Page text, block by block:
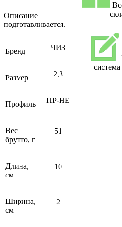
Описание
подготавливается.
Бренд ЧИЗ
Размер 2,3
Профиль ПР-НЕ
Вес
брутто, г
51
Длина,
см
10
Ширина,
см
2
система